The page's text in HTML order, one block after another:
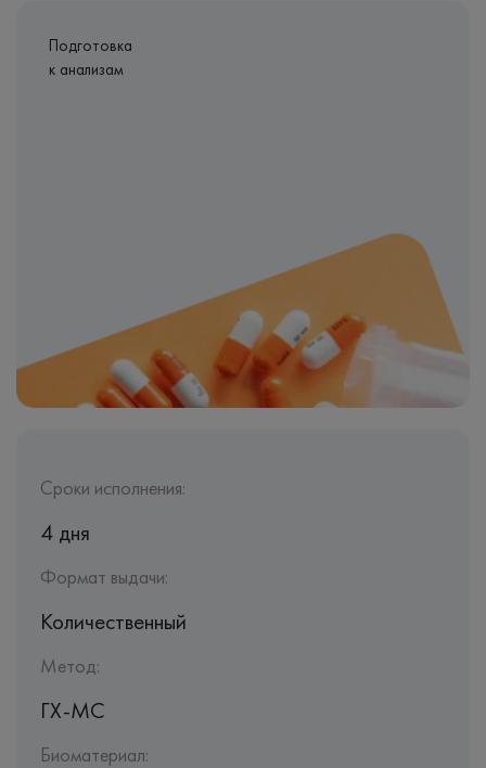
Подготовка
к анализам
Сроки исполнения:
4 дня
Формат выдачи:
Количественный
Метод:
ГХ-МС
Биоматериал: